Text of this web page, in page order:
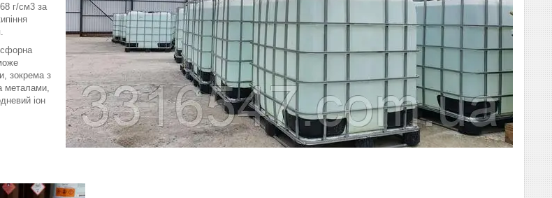
г/см3 за
зокрема з
металами,
іон